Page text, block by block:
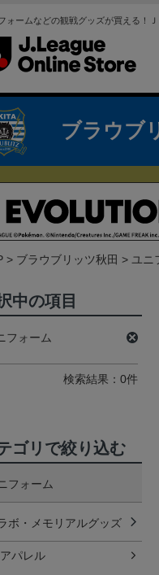
ォームなどの観戦グッズが買える！
ブラウブ
ブラウブリッツ秋田 ユニ
中の項目
フォーム
検索結果：0件
ゴリで絞り込む
フォーム
ボ・メモリアルグッズ
アパレル